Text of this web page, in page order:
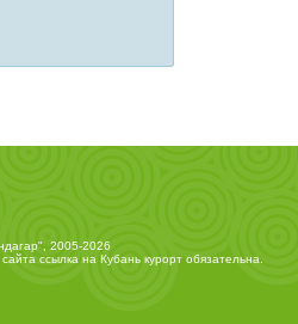
2005-2026
ссылка на Кубань курортобязательна.